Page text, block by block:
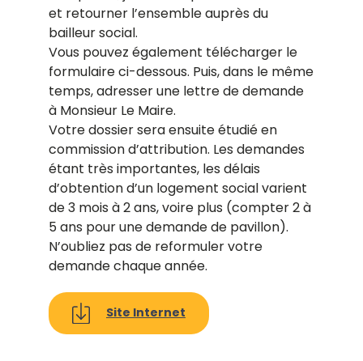
et retourner l’ensemble auprès du
bailleur social.
Vous pouvez également télécharger le
formulaire ci-dessous. Puis, dans le même
temps, adresser une lettre de demande
à Monsieur Le Maire.
Votre dossier sera ensuite étudié en
commission d’attribution. Les demandes
étant très importantes, les délais
d’obtention d’un logement social varient
de 3 mois à 2 ans, voire plus (compter 2 à
5 ans pour une demande de pavillon).
N’oubliez pas de reformuler votre
demande chaque année.
Site Internet